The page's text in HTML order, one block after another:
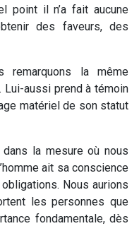
point il n’a fait aucune
des faveurs, des
remarquons la même
Lui-aussi prend à témoin
matériel de son statut
la mesure où nous
ait sa conscience
Nous aurions
les personnes que
fondamentale, dès